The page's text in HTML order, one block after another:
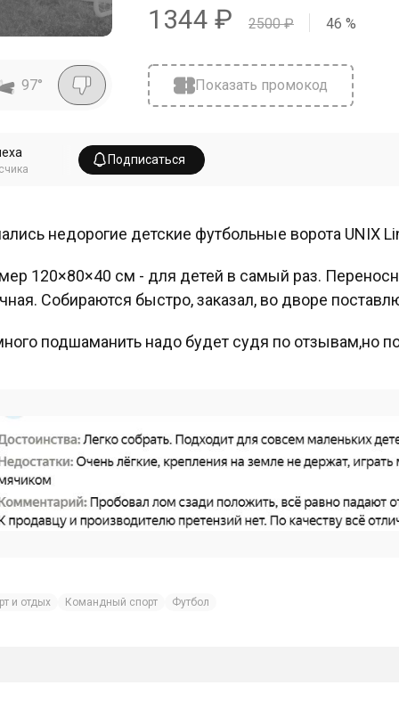
1344 ₽ 2500₽ 46 %
97° Показать промокод
Подписаться
недорогие детские футбольные ворота UNIX
120×80×40 см - для детей в самый раз.
Собираются быстро, заказал, во дворе
подшаманить надо будет судя по отзывам,но
и отдых Командный спорт Футбол